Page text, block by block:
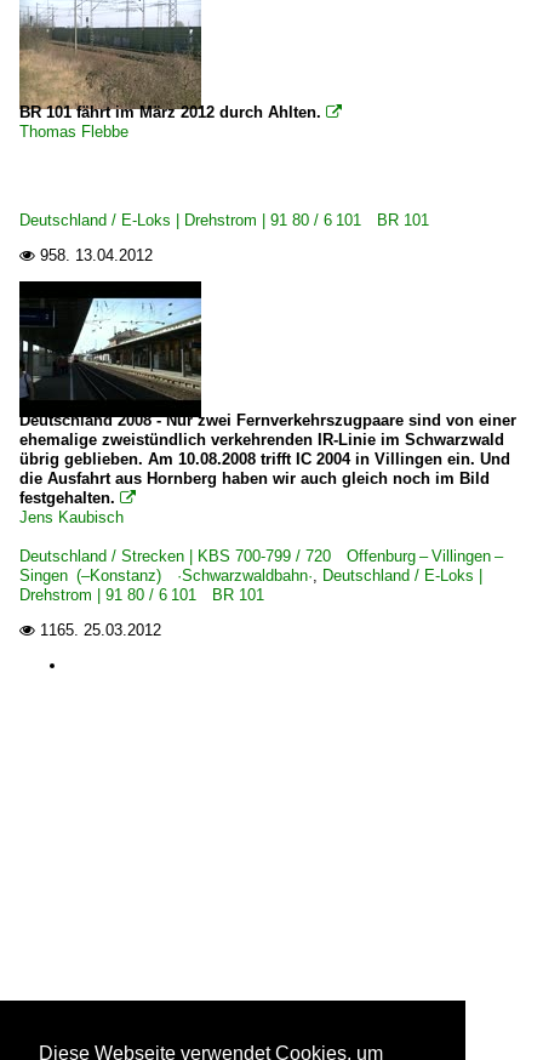
Basel SBB
E-Loks | 91 85
4 482 Re 482 ·SBB· Traxx AC1/2
Triebzüge
7 526 RABe 526.0 ·SOB· Flirt
BR 101 fährt im März 2012 durch Ahlten. 
Thomas Flebbe
Deutschland / E-Loks | Drehstrom | 91 80 / 6 101 BR 101
 958. 13.04.2012
Deutschland 2008 - Nur zwei Fernverkehrszugpaare sind von einer
ehemalige zweistündlich verkehrenden IR-Linie im Schwarzwald
übrig geblieben. Am 10.08.2008 trifft IC 2004 in Villingen ein. Und
die Ausfahrt aus Hornberg haben wir auch gleich noch im Bild
festgehalten. 
Jens Kaubisch
Deutschland / Strecken | KBS 700-799 / 720 Offenburg – Villingen –
Singen (–Konstanz) ·Schwarzwaldbahn·, Deutschland / E-Loks |
Drehstrom | 91 80 / 6 101 BR 101
 1165. 25.03.2012
Diese Webseite verwendet Cookies, um